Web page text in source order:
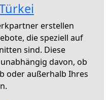
erstellen
die speziell auf
sind. Diese
davon, ob
oder außerhalb Ihres